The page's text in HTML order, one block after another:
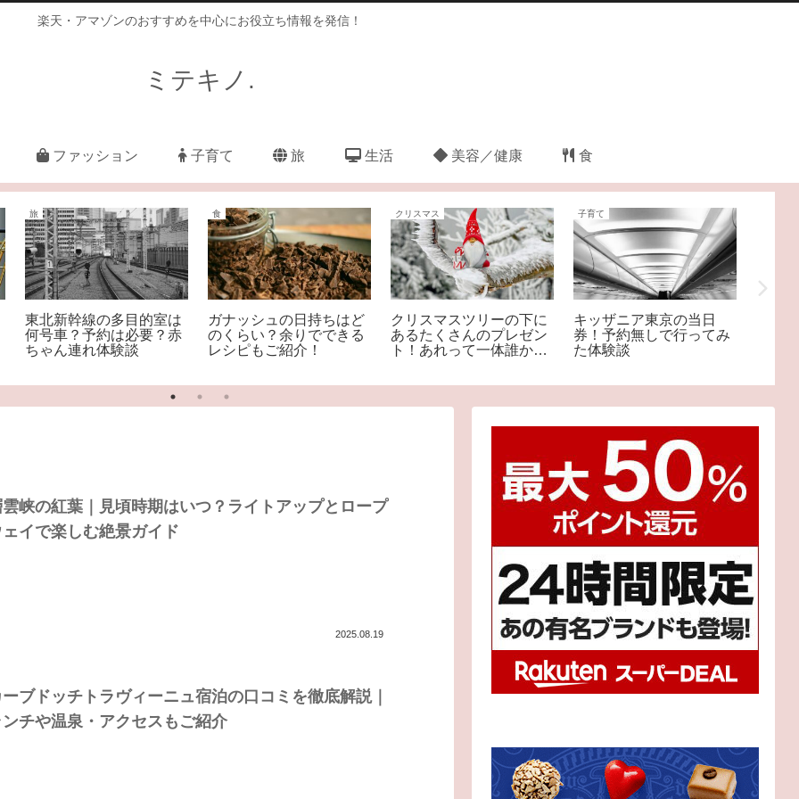
楽天・アマゾンのおすすめを中心にお役立ち情報を発信！
ミテキノ.
ファッション 子育て 旅 生活 美容／健康 食
旅
東北新幹線の多目的室は
何号車？予約は必要？赤
ちゃん連れ体験談
食
ガナッシュの日持ちはど
のくらい？余りでできる
レシピもご紹介！
クリスマス
クリスマスツリーの下に
あるたくさんのプレゼン
ト！あれって一体誰から
子育て
キッザニア東京の当日
券！予約無しで行ってみ
た体験談
峡の紅葉｜見頃時期はいつ？ライトアップとロープ
イで楽しむ絶景ガイド
2025.08.19
ブドッチトラヴィーニュ宿泊の口コミを徹底解説｜
チや温泉・アクセスもご紹介